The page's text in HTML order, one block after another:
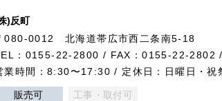
)反町
080-0012 北海道帯広市西二条南5-18
：0155-22-2800 / FAX：0155-22-
業時間：8:30〜17:30 / 定休日：日曜日・祝
販売可 工事・取付可